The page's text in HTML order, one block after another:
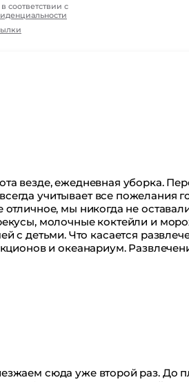
соответствии с
везде, ежедневная уборка.
учитывает все пожелания
мы никогда не
молочные коктейли и
развлечений,
Развлечения в самом
многим другим. Дети были в
сюда уже второй раз. До